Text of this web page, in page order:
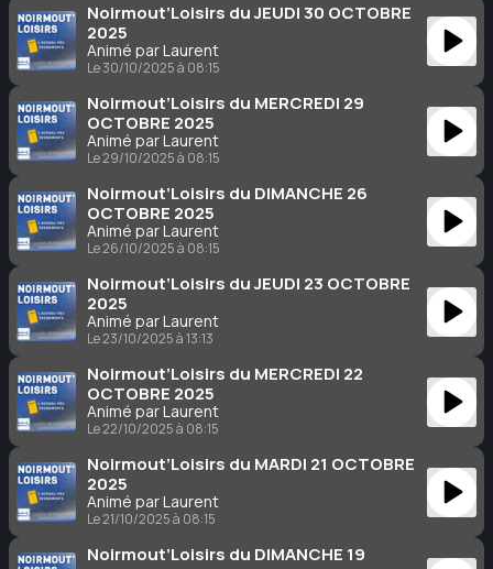
Noirmout’Loisirs du JEUDI 30 OCTOBRE
2025
Animé par Laurent
Le 30/10/2025 à 08:15
Noirmout’Loisirs du MERCREDI 29
OCTOBRE 2025
Animé par Laurent
Le 29/10/2025 à 08:15
Noirmout’Loisirs du DIMANCHE 26
OCTOBRE 2025
Animé par Laurent
Le 26/10/2025 à 08:15
Noirmout’Loisirs du JEUDI 23 OCTOBRE
2025
Animé par Laurent
Le 23/10/2025 à 13:13
Noirmout’Loisirs du MERCREDI 22
OCTOBRE 2025
Animé par Laurent
Le 22/10/2025 à 08:15
Noirmout’Loisirs du MARDI 21 OCTOBRE
2025
Animé par Laurent
Le 21/10/2025 à 08:15
Noirmout’Loisirs du DIMANCHE 19